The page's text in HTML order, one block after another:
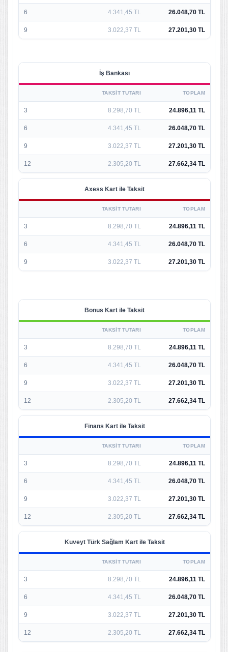
6 4.341,45 TL 26.048,70 TL
9 3.022,37 TL 27.201,30 TL
İş Bankası
TAKSIT TUTARI TOPLAM
3 8.298,70 TL 24.896,11 TL
6 4.341,45 TL 26.048,70 TL
9 3.022,37 TL 27.201,30 TL
12 2.305,20 TL 27.662,34 TL
Axess Kart ile Taksit
TAKSIT TUTARI TOPLAM
3 8.298,70 TL 24.896,11 TL
6 4.341,45 TL 26.048,70 TL
9 3.022,37 TL 27.201,30 TL
Bonus Kart ile Taksit
TAKSIT TUTARI TOPLAM
3 8.298,70 TL 24.896,11 TL
6 4.341,45 TL 26.048,70 TL
9 3.022,37 TL 27.201,30 TL
12 2.305,20 TL 27.662,34 TL
Finans Kart ile Taksit
TAKSIT TUTARI TOPLAM
3 8.298,70 TL 24.896,11 TL
6 4.341,45 TL 26.048,70 TL
9 3.022,37 TL 27.201,30 TL
12 2.305,20 TL 27.662,34 TL
Kuveyt Türk Sağlam Kart ile Taksit
TAKSIT TUTARI TOPLAM
3 8.298,70 TL 24.896,11 TL
6 4.341,45 TL 26.048,70 TL
9 3.022,37 TL 27.201,30 TL
12 2.305,20 TL 27.662,34 TL